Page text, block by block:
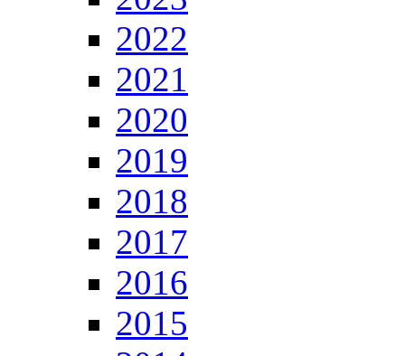
2022
2021
2020
2019
2018
2017
2016
2015